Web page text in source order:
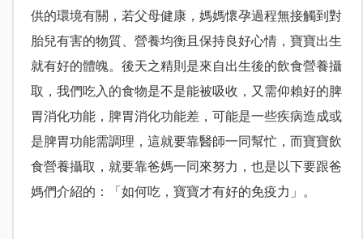
供的環境有關，若父母健康，媽媽懷孕過程無接觸到對
胎兒有害的物質、營養均衡且保持良好心情，寶寶出生
就有好的體魄。後天之精則是來自出生後的飲食營養攝
取，我們吃入的食物是不是能被吸收，又需仰賴好的脾
胃消化功能，脾胃消化功能差，可能是一些疾病造成或
是脾胃功能需調理，這就要靠醫師一同幫忙，而寶寶飲
食營養攝取，就要靠爸媽一同來努力，也是以下要跟爸
媽們介紹的：「如何吃，寶寶才有好的免疫力」。